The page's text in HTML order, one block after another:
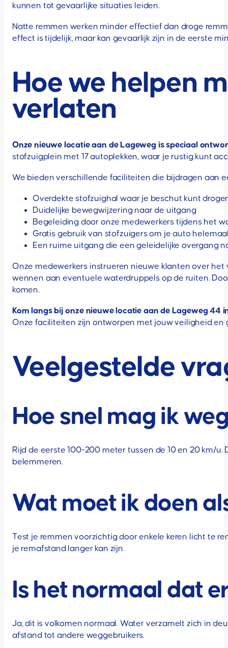
kunnen tot gevaarlijke situaties leiden.
Natte remmen werken minder effectief dan droge
effect is tijdelijk, maar kan gevaarlijk zijn in de eerste
Hoe we helpen
verlaten
Onze nieuwe locatie aan de Lageweg is speciaal
stofzuigplein met 17 autoplekken, waar je rustig kunt
We bieden verschillende faciliteiten die bijdragen aan
Overdekte stofzuighal waar je beschut kunt
Duidelijke bewegwijzering naar de uitgang
Begeleiding door onze medewerkers tijdens het
Gratis gebruik van stofzuigers om je auto
Een ruime uitgang die een geleidelijke overgang
Onze medewerkers instrueren nieuwe klanten over
wennen aan eventuele waterdruppels op de ruiten.
komen.
Kom langs bij onze nieuwe locatie aan de Lageweg 44
Onze faciliteiten zijn ontworpen met jouw veiligheid en
Veelgestelde
Hoe snel mag ik
Rijd de eerste 100-200 meter tussen de 10 en 20 km/
belemmeren.
Wat moet ik doen
Test je remmen voorzichtig door enkele keren licht te
je remafstand langer kan zijn.
Is het normaal dat
Ja, dit is volkomen normaal. Water verzamelt zich in
afstand tot andere weggebruikers.